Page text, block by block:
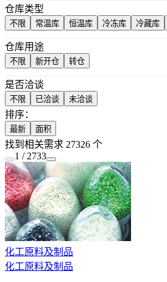
仓库类型
不限 常温库 恒温库 冷冻库 冷藏库
仓库用途
不限 新开仓 转仓
是否洽谈
不限 已洽谈 未洽谈
排序：
最新 面积
找到相关需求 27326 个
1 / 2733
化工原料及制品
化工原料及制品